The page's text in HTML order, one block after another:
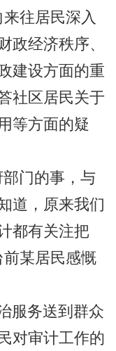
往居民深入
政经济秩序、
建设方面的重
社区居民关于
等方面的疑
门的事，与
道，原来我们
都有关注把
前某居民感慨
服务送到群众
对审计工作的